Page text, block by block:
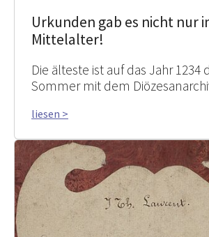
Urkunden gab es nicht nur
Mittelalter!
Die älteste ist auf das Jahr 1234
Sommer mit dem
liesen >